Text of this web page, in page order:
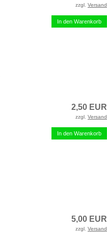
zzgl. Versand
In den Warenkorb
2,50 EUR
zzgl. Versand
In den Warenkorb
5,00 EUR
zzgl. Versand